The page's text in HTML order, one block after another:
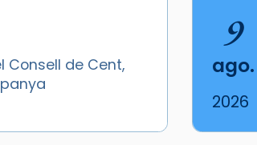
Consell de Cent,
9
ago.
2026